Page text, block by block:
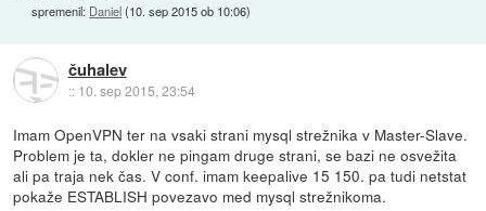
spremenil: Daniel(10. sep 2015 ob 10:06)
čuhalev
:: 10. sep 2015, 23:54
Imam OpenVPN ter na vsaki strani mysql strežnika v Master-Slave.
Problem je ta, dokler ne pingam druge strani, se bazi ne osvežita
ali pa traja nek čas. V conf. imam keepalive 15 150. pa tudi netstat
pokaže ESTABLISH povezavo med mysql strežnikoma.